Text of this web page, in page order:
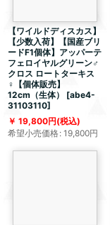
【ワイルドディスカス】
【少数入荷】【国産ブリ
ードF1個体】アッパーテ
フェロイヤルグリーン♂
クロス ロートターキス
♀【個体販売】
12cm（生体）
[abe4-
31103110]
19,800円(税込)
希望小売価格: 19,800円